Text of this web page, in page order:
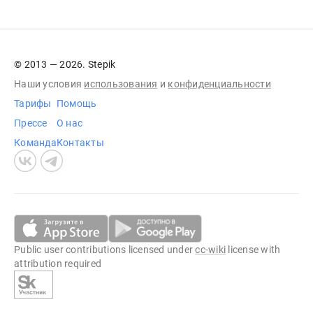
© 2013 — 2026. Stepik
Наши условия использования и конфиденциальности
Тарифы
Прессе
Команда
Помощь
О нас
Контакты
Public user contributions licensed undercc-wiki license with
attribution required